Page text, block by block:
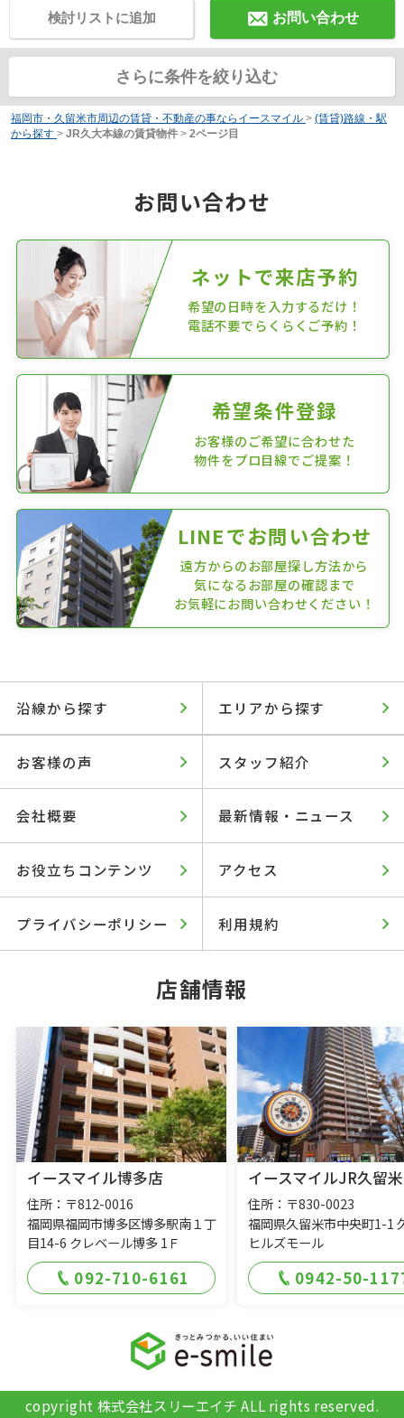
お問い合わせ
検討リストに追加
さらに条件を絞り込む
福岡市・久留米市周辺の賃貸・不動産の事ならイースマイル > (賃貸)路線・駅
から探す > JR久大本線の賃貸物件 > 2ページ目
お問い合わせ
ネットで来店予約
希望の日時を入力するだけ！
電話不要でらくらくご予約！
希望条件登録
お客様のご希望に合わせた
物件をプロ目線でご提案！
LINEでお問い合わせ
遠方からのお部屋探し方法から
気になるお部屋の確認まで
お気軽にお問い合わせください！
沿線から探す エリアから探す
お客様の声 スタッフ紹介
会社概要 最新情報・ニュース
お役立ちコンテンツ アクセス
プライバシーポリシー 利用規約
店舗情報
イースマイル博多店
住所：〒812-0016
福岡県福岡市博多区博多駅南１丁
目14-6 クレベール博多 1Ｆ
092-710-6161
イースマイルJR久留
住所：〒830-0023
福岡県久留米市中央町1-1
ヒルズモール
0942-50-
copyright 株式会社スリーエイチ ALL rights reserved.